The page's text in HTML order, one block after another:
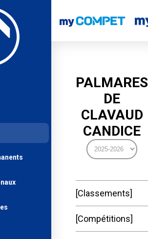
PALMARES
DE
CLAVAUD
CANDICE
Classements
Compétitions